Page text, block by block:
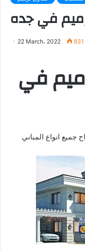
في جده
22 March، 2022 831
في
جميع انواع المباني